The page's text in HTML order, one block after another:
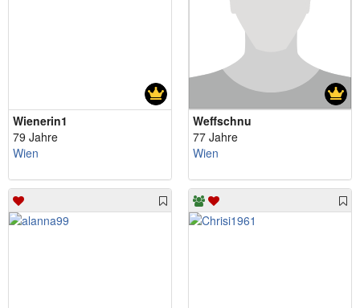
Wienerin1
79 Jahre
Wien
Weffschnu
77 Jahre
Wien